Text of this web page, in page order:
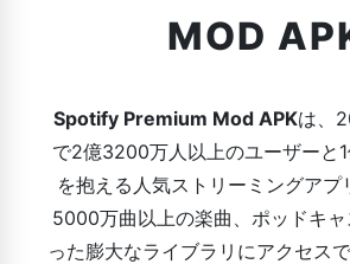
MOD
Spotify Premium Mod APKは、
で2億3200万人以上のユーザーと
を抱える人気ストリーミングアプ
5000万曲以上の楽曲、ポッドキ
った膨大なライブラリにアクセス